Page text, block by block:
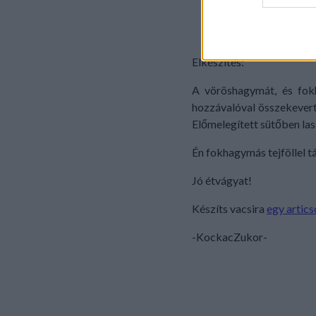
I want
I want
Elkészítés:
A vöröshagymát, és
hozzávalóval
Előmelegített sütőben
Én fokhagymás tejföllel
Jó étvágyat!
Készíts vacsira egy
-KockacZukor-